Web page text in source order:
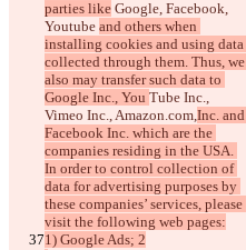
parties like Google, Facebook,
Youtube and others when
installing cookies and using data
collected through them. Thus, we
also may transfer such data to
Google Inc., You Tube Inc.,
Vimeo Inc., Amazon.com,Inc. and
Facebook Inc. which are the
companies residing in the USA.
In order to control collection of
data for advertising purposes by
these companies’ services, please
visit the following web pages:
1) Google Ads; 2